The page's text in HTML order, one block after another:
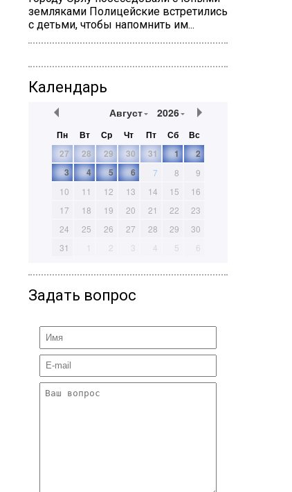
земляками Полицейские встретились
с детьми, чтобы напомнить им...
Календарь
Август 2026
Пн Вт Ср Чт Пт Сб
Вс
27
28 29 30 31 1
2
3
4 5 6 7 8
9
10
11 12 13 14 15
16
17
18 19 20 21 22
23
24
25 26 27 28 29
30
31
1 2 3 4 5 6
Задать вопрос